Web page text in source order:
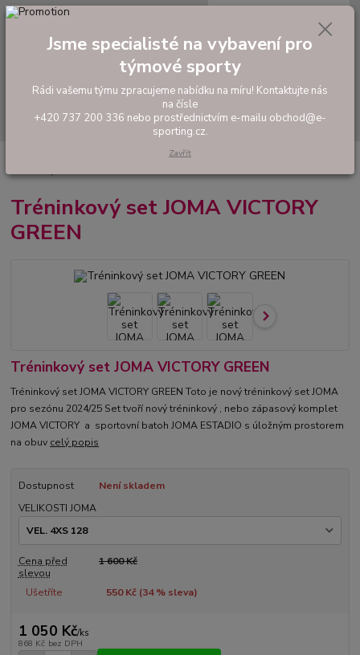
Hledat
tel: +420 737 200 336
0,00 Kč
Tréninkové oblečení
Tréninkový set JOMA VICTORY GREEN
Tréninkový set JOMA VICTORY
GREEN
Tréninkový set JOMA VICTORY GREEN
Tréninkový set JOMA VICTORY GREEN Toto je nový tréninkový set JOMA
pro sezónu 2024/25 Set tvoří nový tréninkový , nebo zápasový komplet
JOMA VICTORY a sportovní batoh JOMA ESTADIO s úložným prostorem
na obuv celý popis
Dostupnost
Není skladem
VELIKOSTI JOMA
Cena před
slevou
1 600 Kč
Ušetříte 550 Kč (34% sleva)
1 050 Kč/ks
868 Kč bez DPH
Jsme specialisté na vybavení pro
týmové sporty
Rádi vašemu týmu zpracujeme nabídku na míru! Kontaktujte nás
na čísle
+420 737 200 336 nebo prostřednictvím e-mailu obchod@e-
sporting.cz.
Zavřít